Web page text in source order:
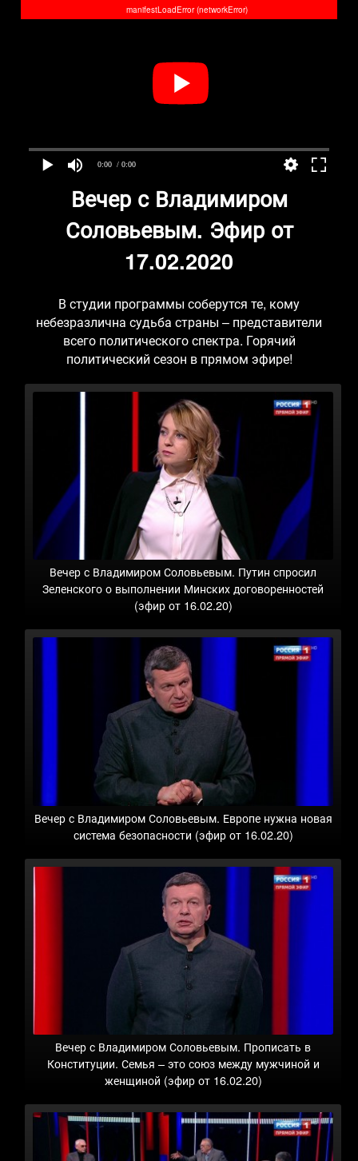
0:00 / 0:00
manifestLoadError (networkError)
Вечер с Владимиром
Соловьевым. Эфир от
17.02.2020
В студии программы соберутся те, кому
небезразлична судьба страны – представители
всего политического спектра. Горячий
политический сезон в прямом эфире!
Вечер с Владимиром Соловьевым. Путин спросил
Зеленского о выполнении Минских договоренностей
(эфир от 16.02.20)
Вечер с Владимиром Соловьевым. Европе нужна новая
система безопасности (эфир от 16.02.20)
Вечер с Владимиром Соловьевым. Прописать в
Конституции. Семья – это союз между мужчиной и
женщиной (эфир от 16.02.20)